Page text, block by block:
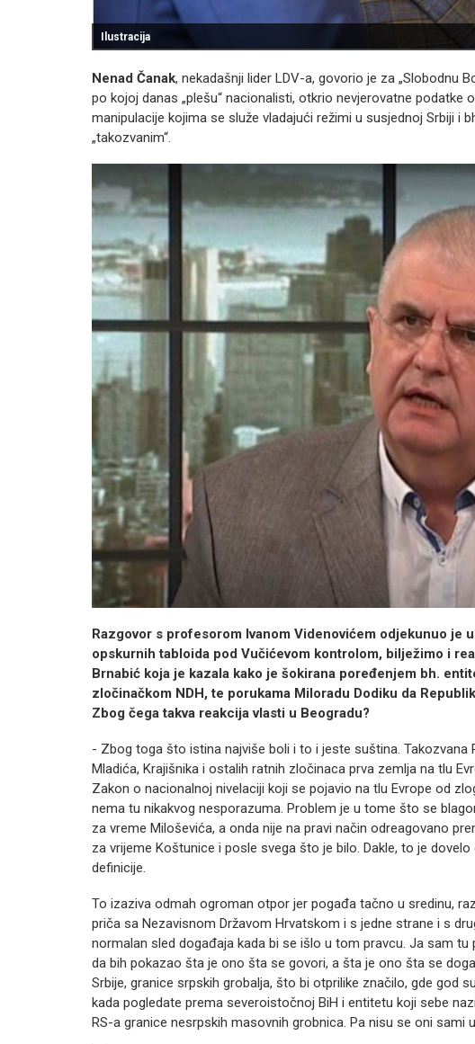
Ilustracija
Nenad Čanak, nekadašnji lider LDV-a, govorio je za „Slobodnu
po kojoj danas „plešu“ nacionalisti, otkrio nevjerovatne podatke
manipulacije kojima se služe vladajući režimi u susjednoj Srbiji i
„takozvanim“.
Razgovor s profesorom Ivanom Videnovićem odjekunuo je
opskurnih tabloida pod Vučićevom kontrolom, bilježimo i
Brnabić koja je kazala kako je šokirana poređenjem bh.
zločinačkom NDH, te porukama Miloradu Dodiku da
Zbog čega takva reakcija vlasti u Beogradu?
- Zbog toga što istina najviše boli i to i jeste suština. Takozvana
Mladića, Krajišnika i ostalih ratnih zločinaca prva zemlja na tlu
Zakon o nacionalnoj nivelaciji koji se pojavio na tlu Evrope od
nema tu nikakvog nesporazuma. Problem je u tome što se
za vreme Miloševića, a onda nije na pravi način odreagovano
za vrijeme Koštunice i posle svega što je bilo. Dakle, to je
definicije.
To izaziva odmah ogroman otpor jer pogađa tačno u sredinu,
priča sa Nezavisnom Državom Hrvatskom i s jedne strane i s
normalan sled događaja kada bi se išlo u tom pravcu. Ja sam
da bih pokazao šta je ono šta se govori, a šta je ono šta se
Srbije, granice srpskih grobalja, što bi otprilike značilo, gde god
kada pogledate prema severoistočnoj BiH i entitetu koji sebe
RS-a granice nesrpskih masovnih grobnica. Pa nisu se oni sami